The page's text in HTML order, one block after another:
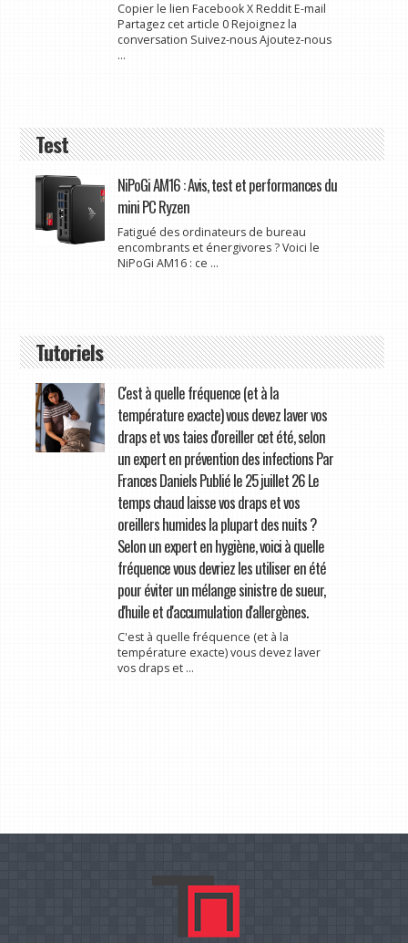
Copier le lien Facebook X Reddit E-mail
Partagez cet article 0 Rejoignez la
conversation Suivez-nous Ajoutez-nous
...
Test
NiPoGi AM16 : Avis, test et performances du
mini PC Ryzen
Fatigué des ordinateurs de bureau
encombrants et énergivores ? Voici le
NiPoGi AM16 : ce ...
Tutoriels
C'est à quelle fréquence (et à la
température exacte) vous devez laver vos
draps et vos taies d'oreiller cet été, selon
un expert en prévention des infections Par
Frances Daniels Publié le 25 juillet 26 Le
temps chaud laisse vos draps et vos
oreillers humides la plupart des nuits ?
Selon un expert en hygiène, voici à quelle
fréquence vous devriez les utiliser en été
pour éviter un mélange sinistre de sueur,
d'huile et d'accumulation d'allergènes.
C'est à quelle fréquence (et à la
température exacte) vous devez laver
vos draps et ...